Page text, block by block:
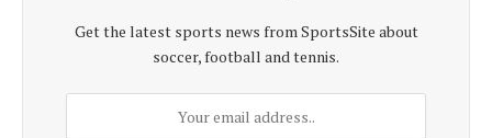
Get the latest sports news from SportsSite about
soccer, football and tennis.